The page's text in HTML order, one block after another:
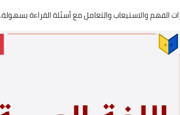
الفهم والاستيعاب والتعامل مع أسئلة القراءة بسهولة.